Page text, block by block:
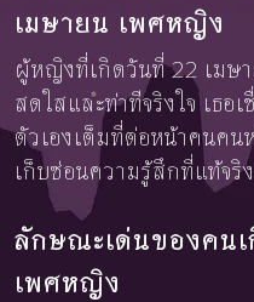
เมษายน เพศหญิง
ผู้หญิงที่เกิดวันที่ 22 เมษ
สดใสและท่าทีจริงใจ เธอ
ตัวเองเต็มที่ต่อหน้าคนคน
เก็บซ่อนความรู้สึกที่แท้จริ
ลักษณะเด่นของคน
เพศหญิง